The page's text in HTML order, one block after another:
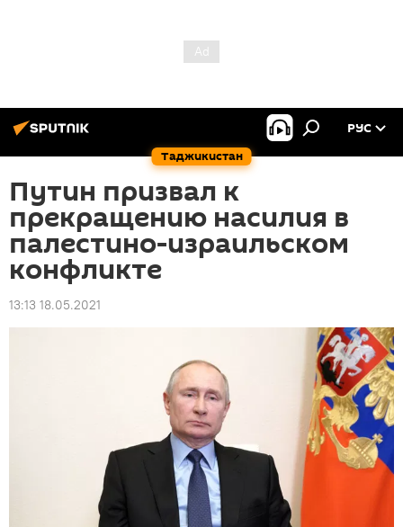
Таджикистан
РУС
Путин призвал к
прекращению насилия в
палестино-израильском
конфликте
13:13 18.05.2021